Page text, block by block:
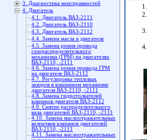
3. Диагностика неисправностей
4. Двигатель
4.1. Двигатель ВАЗ-2111
4.2. Двигатель ВАЗ-2110
4.3. Двигатель ВАЗ-2112
4.4. Замена масла в двигателе
4.5. Замена ремня привода
газораспределительного
механизма (ГРМ) на двигателях
ВАЗ-2110, -2111
4.6. Замена ремня привода ГРМ
на двигателе ВАЗ-2112
4.7. Регулировка тепловых
зазоров в клапанном механизме
двигателя ВАЗ-2110, -2111
4.8. Замена гидротолкателей
клапанов двигателя ВАЗ-2112
4.9. Снятие распределительного
вала двигателей ВАЗ-2110, -2111
4.10. Замена маслоотражательных
колпачков клапанов двигателей
ВАЗ-2110, -2111
4.11. Замена маслоотражательных